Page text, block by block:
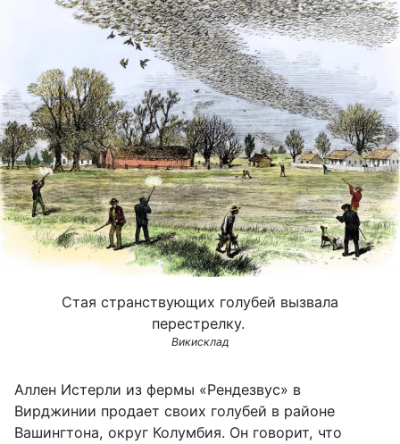
Стая странствующих голубей вызвала
перестрелку.
Викисклад
Аллен Истерли из фермы «Рендезвус» в
Вирджинии продает своих голубей в районе
Вашингтона, округ Колумбия. Он говорит, что